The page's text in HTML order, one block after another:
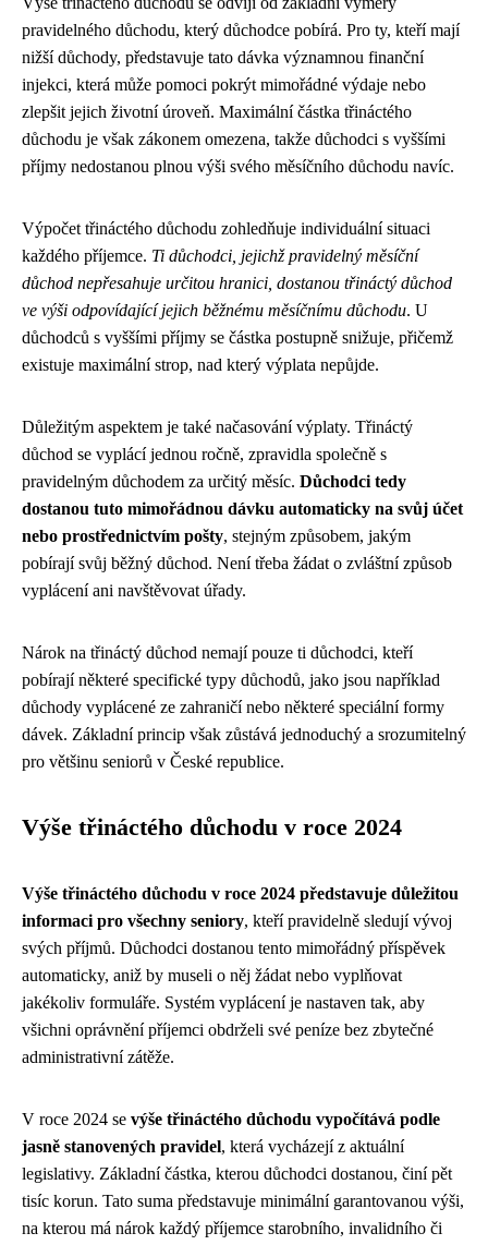
pravidelného důchodu, který důchodce pobírá. Pro ty, kteří mají
nižší důchody, představuje tato dávka významnou finanční
injekci, která může pomoci pokrýt mimořádné výdaje nebo
zlepšit jejich životní úroveň. Maximální částka třináctého
důchodu je však zákonem omezena, takže důchodci s vyššími
příjmy nedostanou plnou výši svého měsíčního důchodu navíc.
Výpočet třináctého důchodu zohledňuje individuální situaci
každého příjemce. Ti důchodci, jejichž pravidelný měsíční
důchod nepřesahuje určitou hranici, dostanou třináctý důchod
ve výši odpovídající jejich běžnému měsíčnímu důchodu. U
důchodců s vyššími příjmy se částka postupně snižuje, přičemž
existuje maximální strop, nad který výplata nepůjde.
Důležitým aspektem je také načasování výplaty. Třináctý
důchod se vyplácí jednou ročně, zpravidla společně s
pravidelným důchodem za určitý měsíc. Důchodci tedy
dostanou tuto mimořádnou dávku automaticky na svůj účet
nebo prostřednictvím pošty, stejným způsobem, jakým
pobírají svůj běžný důchod. Není třeba žádat o zvláštní způsob
vyplácení ani navštěvovat úřady.
Nárok na třináctý důchod nemají pouze ti důchodci, kteří
pobírají některé specifické typy důchodů, jako jsou například
důchody vyplácené ze zahraničí nebo některé speciální formy
dávek. Základní princip však zůstává jednoduchý a srozumitelný
pro většinu seniorů v České republice.
Výše třináctého důchodu v roce 2024
Výše třináctého důchodu v roce 2024 představuje důležitou
informaci pro všechny seniory, kteří pravidelně sledují vývoj
svých příjmů. Důchodci dostanou tento mimořádný příspěvek
automaticky, aniž by museli o něj žádat nebo vyplňovat
jakékoliv formuláře. Systém vyplácení je nastaven tak, aby
všichni oprávnění příjemci obdrželi své peníze bez zbytečné
administrativní zátěže.
V roce 2024 se výše třináctého důchodu vypočítává podle
jasně stanovených pravidel, která vycházejí z aktuální
legislativy. Základní částka, kterou důchodci dostanou, činí pět
tisíc korun. Tato suma představuje minimální garantovanou výši,
na kterou má nárok každý příjemce starobního, invalidního či